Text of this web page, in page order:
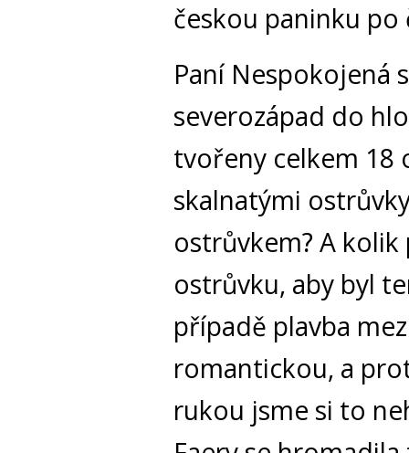
českou paninku
Paní Nespokojená
severozápad do
tvořeny celkem 18
skalnatými
ostrůvkem? A
ostrůvku, aby byl
případě plavba
romantickou, a
rukou jsme si to